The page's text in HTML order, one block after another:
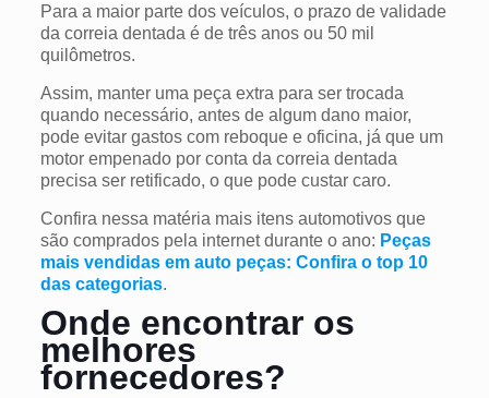
Para a maior parte dos veículos, o prazo de validade
da correia dentada é de três anos ou 50 mil
quilômetros.
Assim, manter uma peça extra para ser trocada
quando necessário, antes de algum dano maior,
pode evitar gastos com reboque e oficina, já que um
motor empenado por conta da correia dentada
precisa ser retificado, o que pode custar caro.
Confira nessa matéria mais itens automotivos que
são comprados pela internet durante o ano: Peças
mais vendidas em auto peças: Confira o top 10
das categorias.
Onde encontrar os
melhores
fornecedores?